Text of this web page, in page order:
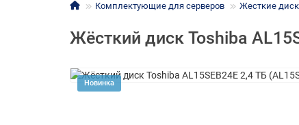
Комплектующие для серверов Жесткие
Жёсткий диск Toshiba
Новинка